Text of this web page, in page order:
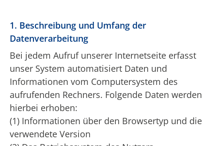
1. Beschreibung und Umfang der
Datenverarbeitung
Bei jedem Aufruf unserer Internetseite erfasst
unser System automatisiert Daten und
Informationen vom Computersystem des
aufrufenden Rechners. Folgende Daten werden
hierbei erhoben:
(1) Informationen über den Browsertyp und die
verwendete Version